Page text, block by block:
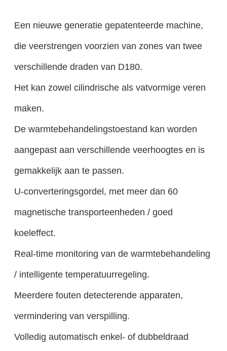
Een nieuwe generatie gepatenteerde machine,
die veerstrengen voorzien van zones van twee
verschillende draden van D180.
Het kan zowel cilindrische als vatvormige veren
maken.
De warmtebehandelingstoestand kan worden
aangepast aan verschillende veerhoogtes en is
gemakkelijk aan te passen.
U-converteringsgordel, met meer dan 60
magnetische transporteenheden / goed
koeleffect.
Real-time monitoring van de warmtebehandeling
/ intelligente temperatuurregeling.
Meerdere fouten detecterende apparaten,
vermindering van verspilling.
Volledig automatisch enkel- of dubbeldraad